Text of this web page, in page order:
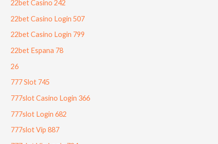
22bet Casino 242
22bet Casino Login 507
22bet Casino Login 799
22bet Espana 78
26
777 Slot 745
777slot Casino Login 366
777slot Login 682
777slot Vip 887